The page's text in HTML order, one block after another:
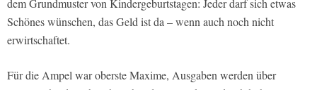
dem Grundmuster von Kindergeburtstagen: Jeder darf sich etwas
Schönes wünschen, das Geld ist da – wenn auch noch nicht
erwirtschaftet.
Für die Ampel war oberste Maxime, Ausgaben werden über